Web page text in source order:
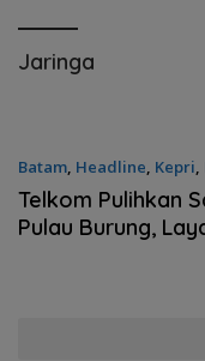
Jaringa
Batam, Headline, Kepri,
Telkom Pulihkan
Pulau Burung,